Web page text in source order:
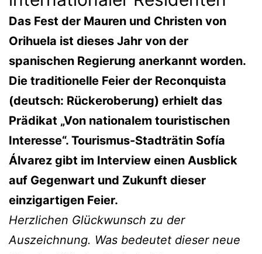
Das Fest der Mauren und Christen von
Orihuela ist dieses Jahr von der
spanischen Regierung anerkannt worden.
Die traditionelle Feier der Reconquista
(deutsch: Rückeroberung) erhielt das
Prädikat „Von nationalem touristischen
Interesse“. Tourismus-Stadträtin Sofía
Álvarez gibt im Interview einen Ausblick
auf Gegenwart und Zukunft dieser
einzigartigen Feier.
Herzlichen Glückwunsch zu der
Auszeichnung. Was bedeutet dieser neue